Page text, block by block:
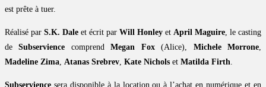
est prête à tuer.
Réalisé par S.K. Dale et écrit par Will Honley et April Maguire, le casting
deSubservience comprendMegan Fox(Alice), Michele Morrone,
Madeline Zima, Atanas Srebrev, Kate Nichols et Matilda Firth.
Subservience sera disponible à la location ou à l’achat en numérique et en